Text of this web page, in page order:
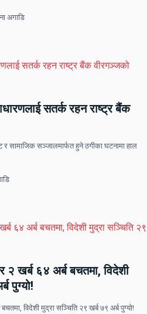
अगाडि
सतर्क रहन राष्ट्र बैंक
सामाजिक सञ्जालमार्फत हुने ठगीका घटनामा हाल
२ खर्ब ६४ अर्ब बचतमा, विदेशी
पुग्यो!
विदेशी मुद्रा सञ्चिति २९ खर्ब ७९ अर्ब पुग्यो!